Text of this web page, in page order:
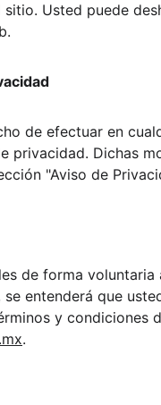
Usted puede
de efectuar en
privacidad. Dichas
"Aviso de
de forma
entenderá que
y condiciones
.